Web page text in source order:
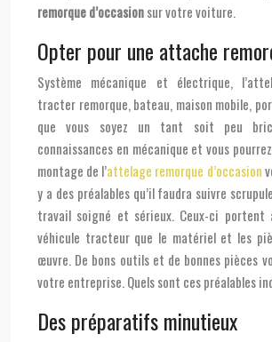
remorque d’occasionsur votre voiture.
Opter pour une attache
Système mécanique et électrique,
tracter remorque, bateau, maison mobile,
que vous soyez un tant soit peu
connaissances en mécanique et vous
montage de l’attelage remorque d’occasion
y a des préalables qu’il faudra suivre
travail soigné et sérieux. Ceux-ci portent
véhicule tracteur que le matériel et les
œuvre. De bons outils et de bonnes pièces
votre entreprise. Quels sont ces préalables
Des préparatifs minutieux